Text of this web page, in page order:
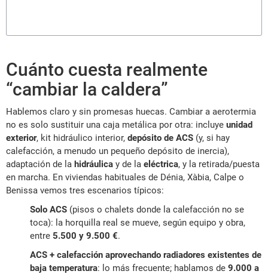
Cuánto cuesta realmente
“cambiar la caldera”
Hablemos claro y sin promesas huecas. Cambiar a aerotermia
no es solo sustituir una caja metálica por otra: incluye unidad
exterior, kit hidráulico interior, depósito de ACS (y, si hay
calefacción, a menudo un pequeño depósito de inercia),
adaptación de la hidráulica y de la eléctrica, y la retirada/puesta
en marcha. En viviendas habituales de Dénia, Xàbia, Calpe o
Benissa vemos tres escenarios típicos:
Solo ACS (pisos o chalets donde la calefacción no se
toca): la horquilla real se mueve, según equipo y obra,
entre 5.500 y 9.500 €.
ACS + calefacción aprovechando radiadores existentes de
baja temperatura: lo más frecuente; hablamos de 9.000 a